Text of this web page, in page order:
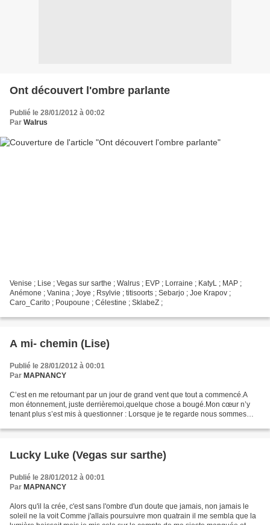
Ont découvert l'ombre parlante
Publié le 28/01/2012 à 00:02
Par Walrus
Venise ; Lise ; Vegas sur sarthe ; Walrus ; EVP ; Lorraine ; KatyL ; MAP ;
Anémone ; Vanina ; Joye ; Rsylvie ; titisoorts ; Sebarjo ; Joe Krapov ;
Caro_Carito ; Poupoune ; Célestine ; SklabeZ ;
A mi- chemin (Lise)
Publié le 28/01/2012 à 00:01
Par MAPNANCY
C’est en me retournant par un jour de grand vent que tout a commencé.A
mon étonnement, juste derrièremoi,quelque chose a bougé.Mon cœur n’y
tenant plus s’est mis à questionner : Lorsque je te regarde nous sommes
Lucky Luke (Vegas sur sarthe)
Publié le 28/01/2012 à 00:01
Par MAPNANCY
Alors qu'il la crée, c'est sans l'ombre d'un doute que jamais, non jamais le
soleil ne la voit Comme j'allais poursuivre mon quatrain il me sembla que la